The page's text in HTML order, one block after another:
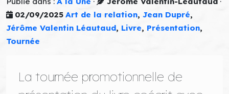
02/09/2025 Art de la relation,Jean Dupré,
Jérôme Valentin Léautaud, Livre, Présentation,
Tournée
La tournée promotionnelle de